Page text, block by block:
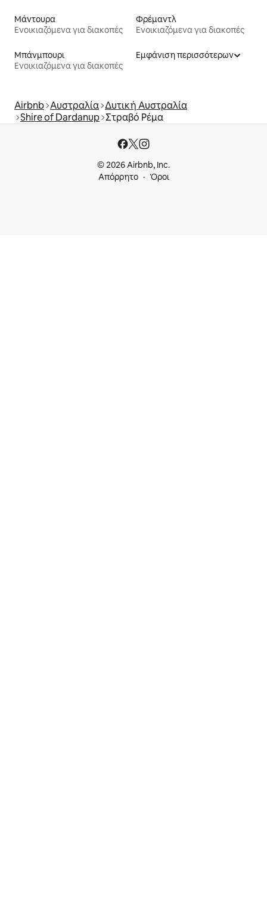
Μάντουρα
Ενοικιαζόμενα για διακοπές
Φρέμαντλ
Ενοικιαζόμενα για διακοπές
Μπάνμπουρι
Ενοικιαζόμενα για διακοπές
Εμφάνιση περισσότερων
Airbnb Αυστραλία Δυτική Αυστραλία
Shire of Dardanup Στραβό Ρέμα
© 2026 Airbnb, Inc.
Απόρρητο
Όροι